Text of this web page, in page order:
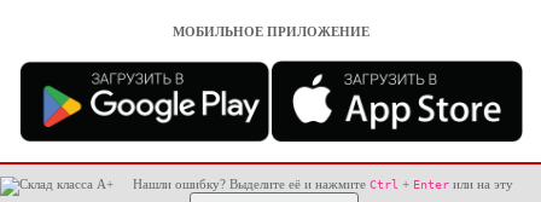
МОБИЛЬНОЕ ПРИЛОЖЕНИЕ
Нашли ошибку? Выделите её и нажмите Ctrl + Enter или на эту